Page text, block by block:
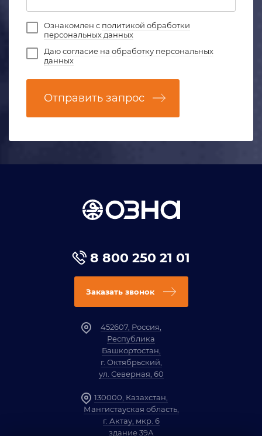
Ознакомлен с политикой обработки
персональных данных
Даюсогласие на обработку персональных
данных
Отправить запрос
8 800 250 21 01
Заказать звонок
452607, Россия,
Республика
Башкортостан,
г. Октябрьский,
ул. Северная, 60
130000, Казахстан,
Мангистауская область,
г. Актау, мкр. 6
здание 39А